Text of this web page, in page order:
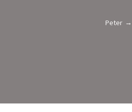
Peter →